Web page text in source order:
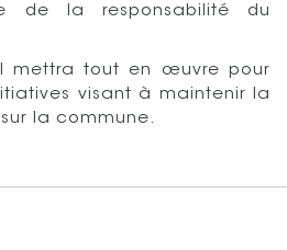
de la responsabilité du
mettra tout en œuvre pour
visant à maintenir la
la commune.